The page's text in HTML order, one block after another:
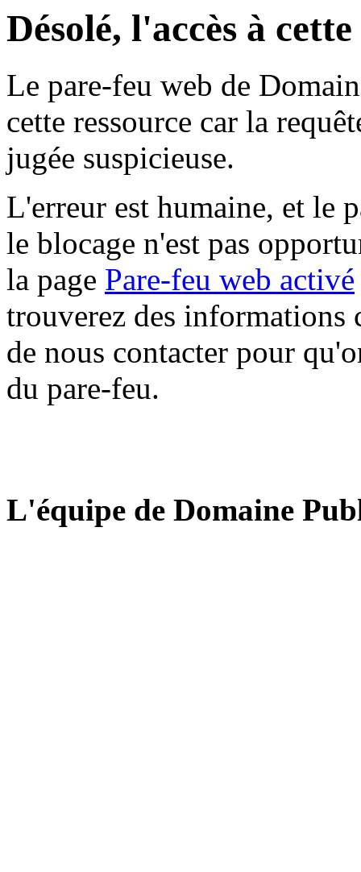
Désolé, l'accès à
Le pare-feu web de
cette ressource car la
jugée suspicieuse.
L'erreur est humaine, et le
le blocage n'est pas
la page Pare-feu web activé
trouverez des informations
de nous contacter pour
du pare-feu.
L'équipe de Domaine